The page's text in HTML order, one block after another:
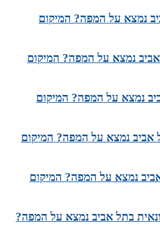
נמצא על המפה? המיקום
נמצא על המפה? המיקום
נמצא על המפה? המיקום
אביב נמצא על המפה? המיקום
נמצא על המפה? המיקום
בתל אביב נמצא על המפה?